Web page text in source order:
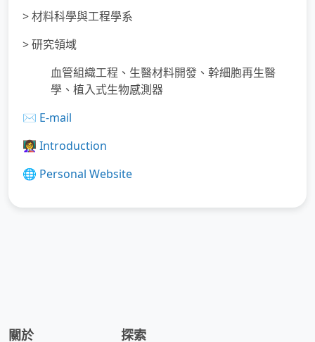
> 材料科學與工程學系
> 研究領域
血管組織工程、生醫材料開發、幹細胞再生醫
學、植入式生物感測器
✉️ E-mail
👩‍🏫 Introduction
🌐 Personal Website
關於 探索